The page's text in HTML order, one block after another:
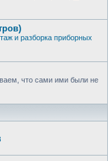
и разборка приборных
что сами ими были не